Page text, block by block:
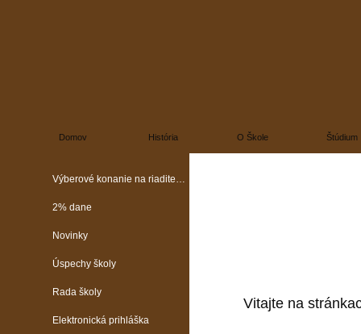
Domov História O Škole Štúdium
Výberové konanie na riaditeľa školy
2% dane
Novinky
Úspechy školy
Rada školy
Elektronická prihláška
Vitajte na